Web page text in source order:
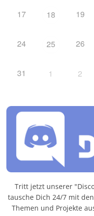
17 18 19
24 25 26
31 1 2
Tritt jetzt unserer
tausche Dich 24/7 mit
Themen und Projekte